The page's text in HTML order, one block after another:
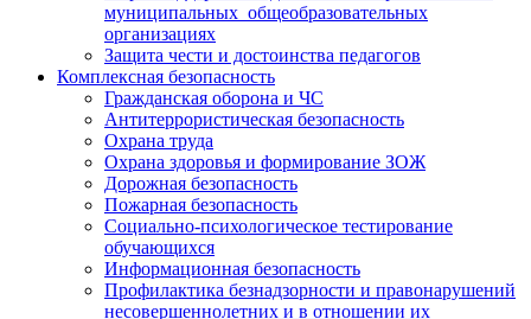
муниципальных общеобразовательных
организациях
Защита чести и достоинства педагогов
Комплексная безопасность
Гражданская оборона и ЧС
Антитеррористическая безопасность
Охрана труда
Охрана здоровья и формирование ЗОЖ
Дорожная безопасность
Пожарная безопасность
Социально-психологическое тестирование
обучающихся
Информационная безопасность
Профилактика безнадзорности и правонарушений
несовершеннолетних и в отношении их